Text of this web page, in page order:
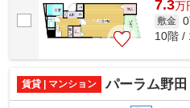
7.3万
敷金
10階 /
賃貸 | マンション パーラム野田